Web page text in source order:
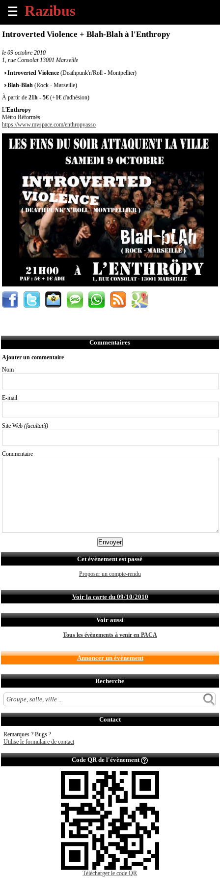
☰
×
Tous
évènements
à
venir
Annoncer
un
évènement
Contact
propos
Introverted Violence + Blah-Blah à l'Enthropy
le 09 octobre 2010
1, rue Consolat 13001 Marseille
Introverted Violence (Deathpunk'n'Roll - Montpellier)
Blah-Blah (Rock - Marseille)
À partir de 21h - 5€ (+1€ d'adhésion)
L'Enthropy
Métro Réformés
https://www.myspace.com/enthropyasso
Commentaires
Ajouter un commentaire
Nom
E-mail
Site Web (facultatif)
Commentaire
Cet évènement est passé
Proposer un compte-rendu
Voir la carte du 09/10/2010
Voir aussi
Tous les évènements à venir en PACA
Annoncer un évènement
Recherche
Contact
Remarques ? Bugs ?
Utilise le formulaire de contact
Code QR de l'évènement
Télécharger le code QR